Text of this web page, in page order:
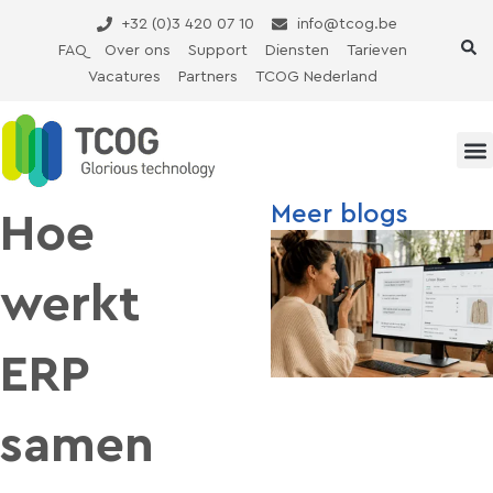
+32 (0)3 420 07 10
info@tcog.be
FAQ
Over ons Support Diensten
Tarieven
Vacatures
Partners TCOG Nederland
Hoe
werkt
ERP
samen
Meer blogs